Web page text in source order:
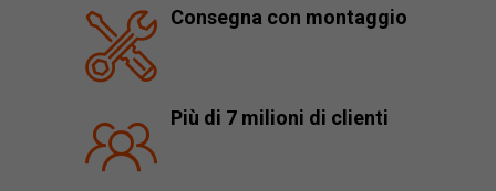
Consegna con montaggio
Più di 7 milioni di clienti